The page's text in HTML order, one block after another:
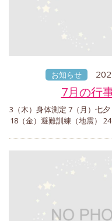
お知らせ
7月の行
3（木）身体測定 7（月）七
18（金）避難訓練（地震）